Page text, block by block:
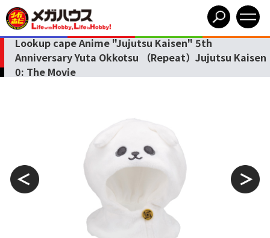
Lookup cape Anime "Jujutsu Kaisen" 5th
Anniversary Yuta Okkotsu （Repeat）Jujutsu Kaisen
0: The Movie